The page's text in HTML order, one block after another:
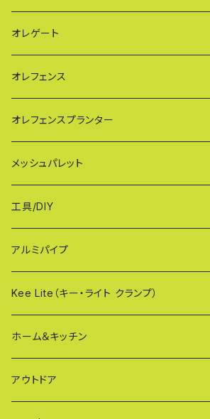
FXG（一輪/傾斜地対応アルミゲート）
HXG（傾斜地対応アルミゲート）
AXG（パネル兼用タイプ）
MXG（最高級 パネル兼用タイプ）
CXG（パネル取付不可タイプ）
XXG（パネル専用タイプ）
OXG（二輪・二輪・一輪/傾斜地対応アルミゲ
大型サイズ KB93
特大サイズ KB108
奥行ワイド KB114
シンプルモデル KB90-PT
QXGシリーズ（ご家庭用）
SXGシリーズ(ご家庭用/ペットゲート)
VXGシリーズ（ご家庭用）
WXGシリーズ（ご家庭用）
TXGシリーズ（ご家庭用/和風）
オレゲート
オレフェンス
幅60cmタイプ
幅90cmタイプ
幅120cmタイプ
オレフェンスプランター
メッシュパレット
工具/DIY
荷揚げバケツ
樹脂製止水パネル
ザ・クランプ
蝶ボルト
アルミパイプ
Kee Lite（キー・ライト クランプ）
ホーム＆キッチン
アウトドア